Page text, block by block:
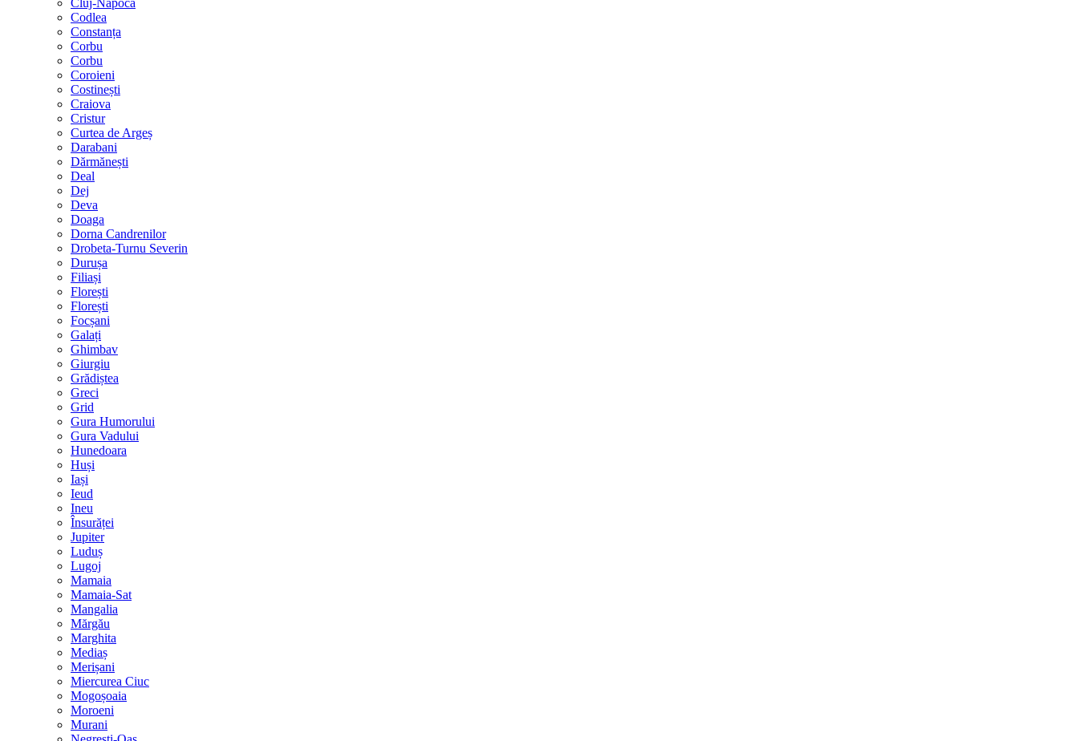
Cluj-Napoca
Codlea
Constanța
Corbu
Corbu
Coroieni
Costinești
Craiova
Cristur
Curtea de Argeș
Darabani
Dărmănești
Deal
Dej
Deva
Doaga
Dorna Candrenilor
Drobeta-Turnu Severin
Durușa
Filiași
Florești
Florești
Focșani
Galați
Ghimbav
Giurgiu
Grădiștea
Greci
Grid
Gura Humorului
Gura Vadului
Hunedoara
Huși
Iași
Ieud
Ineu
Însurăței
Jupiter
Luduș
Lugoj
Mamaia
Mamaia-Sat
Mangalia
Mărgău
Marghita
Mediaș
Merișani
Miercurea Ciuc
Mogoșoaia
Moroeni
Murani